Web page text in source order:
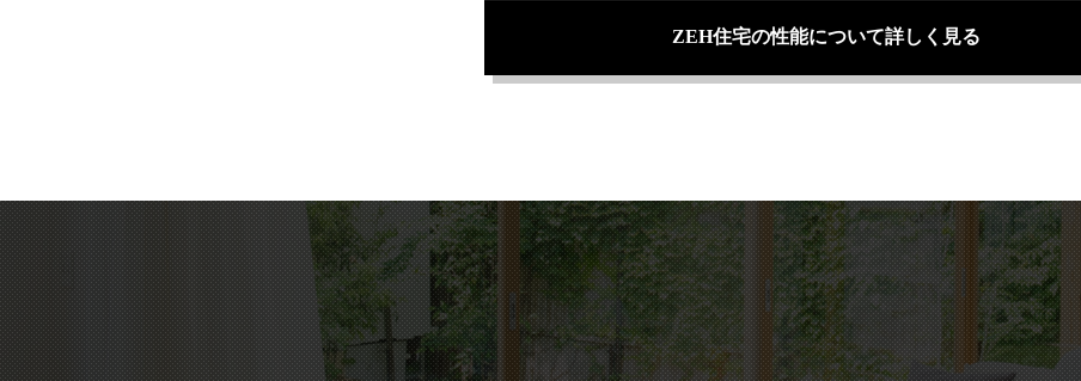
ZEH住宅の性能について詳しく見る
ZEHを建てる上で欠かせない
3つの性能ポイント